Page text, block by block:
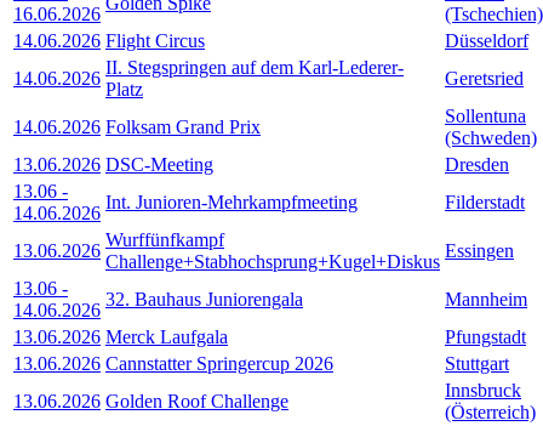
16.06.2026
(Tschechien)
14.06.2026 Flight Circus
Düsseldorf
14.06.2026
II. Stegspringen auf dem Karl-Lederer-
Platz
Geretsried
14.06.2026 Folksam Grand Prix
Sollentuna
(Schweden)
13.06.2026 DSC-Meeting
Dresden
13.06 -
14.06.2026
Int. Junioren-Mehrkampfmeeting Filderstadt
13.06.2026
Wurffünfkampf
Challenge+Stabhochsprung+Kugel+Diskus
Essingen
13.06 -
14.06.2026
32. Bauhaus Juniorengala
Mannheim
13.06.2026 Merck Laufgala
Pfungstadt
13.06.2026 Cannstatter Springercup 2026
Stuttgart
13.06.2026 Golden Roof Challenge
Innsbruck
(Österreich)